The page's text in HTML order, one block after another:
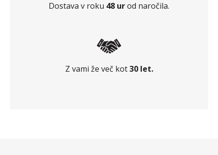
Dostava v roku 48 urod naročila.
Z vami že več kot30 let.